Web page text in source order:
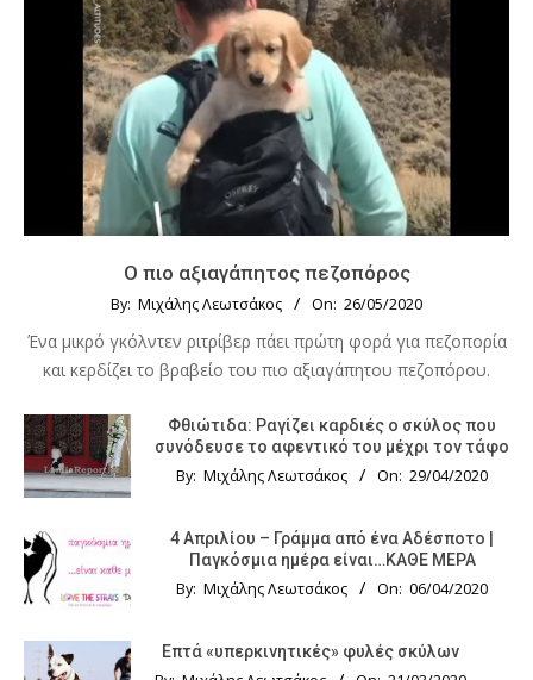
Ο πιο αξιαγάπητος πεζοπόρος
By: Μιχάλης Λεωτσάκος On: 26/05/2020
Ένα μικρό γκόλντεν ριτρίβερ πάει πρώτη φορά για πεζοπορία
και κερδίζει το βραβείο του πιο αξιαγάπητου πεζοπόρου.
Φθιώτιδα: Ραγίζει καρδιές ο σκύλος που
συνόδευσε το αφεντικό του μέχρι τον τάφο
By: Μιχάλης Λεωτσάκος On: 29/04/2020
4 Απριλίου – Γράμμα από ένα Αδέσποτο |
Παγκόσμια ημέρα είναι…ΚΑΘΕ ΜΕΡΑ
By: Μιχάλης Λεωτσάκος On: 06/04/2020
Επτά «υπερκινητικές» φυλές σκύλων